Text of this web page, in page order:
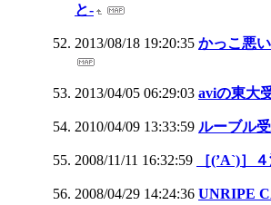
と-
2013/08/18 19:20:35 かっこ悪
2013/04/05 06:29:03 aviの東大
2010/04/09 13:33:59 ルーブル
2008/11/11 16:32:59 ［(’A`)］
2008/04/29 14:24:36 UNRIPE